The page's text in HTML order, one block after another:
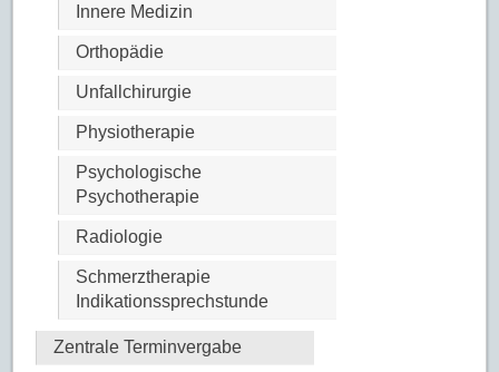
Innere Medizin
Orthopädie
Unfallchirurgie
Physiotherapie
Psychologische
Psychotherapie
Radiologie
Schmerztherapie
Indikationssprechstunde
Zentrale Terminvergabe